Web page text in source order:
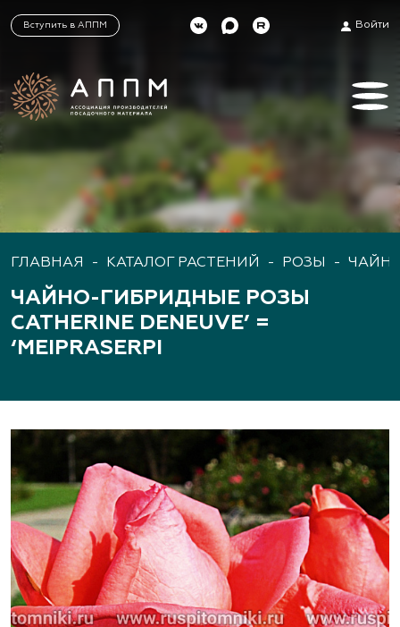
Вступить в АППМ Войти
ГЛАВНАЯ - КАТАЛОГ РАСТЕНИЙ - РОЗЫ -
ЧАЙНО-ГИБРИДНЫЕ РОЗЫ
CATHERINE DENEUVE’ =
‘MEIPRASERPI